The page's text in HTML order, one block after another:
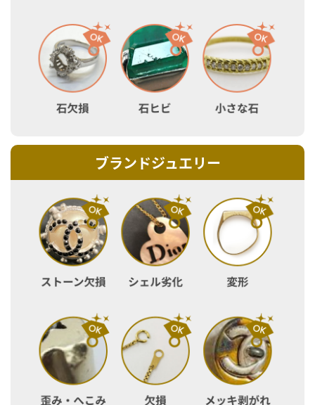
ブランドジュエリー